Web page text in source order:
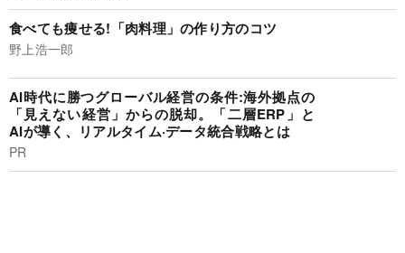
食べても痩せる!「肉料理」の作り方のコツ
野上浩一郎
AI時代に勝つグローバル経営の条件:海外拠点の
「見えない経営」からの脱却。「二層ERP」と
AIが導く、リアルタイム·データ統合戦略とは
PR